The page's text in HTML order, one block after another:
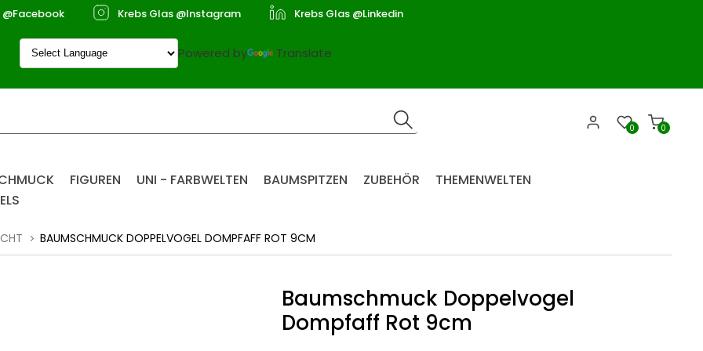
@Facebook Krebs Glas @Instagram Krebs Glas @Linkedin
Powered by Translate
0
0
FIGUREN UNI - FARBWELTEN BAUMSPITZEN ZUBEHÖR
THEMENWELTEN
BAUMSCHMUCK DOPPELVOGEL DOMPFAFF ROT 9CM
Baumschmuck Doppelvogel
Dompfaff Rot 9cm